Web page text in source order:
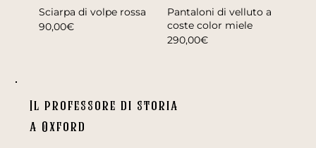
Sciarpa di volpe rossa
90,00€
Pantaloni di velluto a
coste color miele
290,00€
Il professore di storia
a Oxford